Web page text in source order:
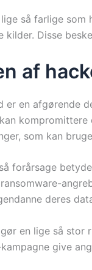
så farlige
kilder. Disse
af
er en afgørende
som kan
forårsage
deres
en lige så
give